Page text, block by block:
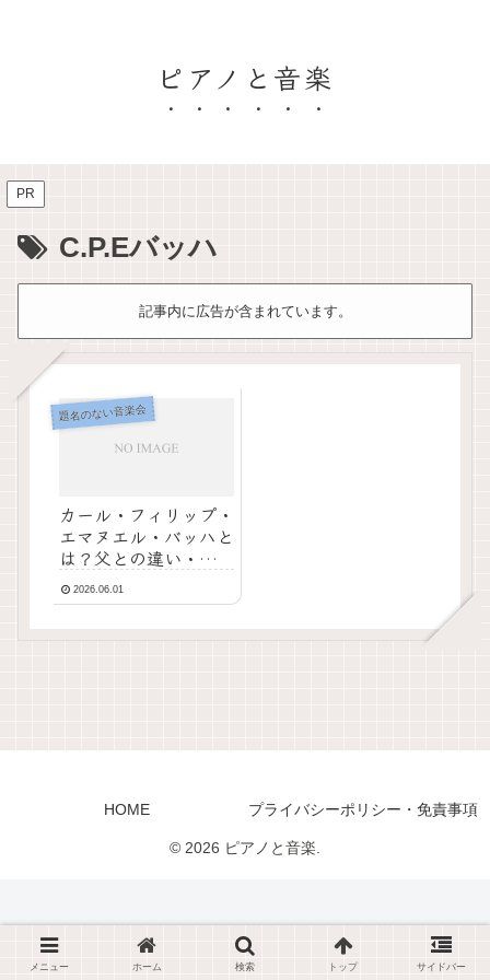
ピアノと音楽
PR
C.P.Eバッハ
記事内に広告が含まれています。
題名のない音楽会
カール・フィリップ・
エマヌエル・バッハと
は？父との違い・代表
曲・凄さを徹底解説
2026.06.01
HOME プライバシーポリシー・免責事項
© 2026 ピアノと音楽.
メニュー ホーム 検索 トップ サイドバー